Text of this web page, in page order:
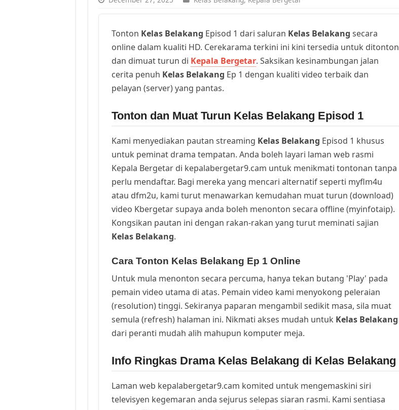
Tonton Kelas Belakang Episod 1 dari saluran Kelas Belakang secara
online dalam kualiti HD. Cerekarama terkini ini kini tersedia untuk ditonton
dan dimuat turun di Kepala Bergetar. Saksikan kesinambungan jalan
cerita penuh Kelas Belakang Ep 1 dengan kualiti video terbaik dan
pelayan (server) yang pantas.
Tonton dan Muat Turun Kelas Belakang Episod 1
Kami menyediakan pautan streaming Kelas Belakang Episod 1 khusus
untuk peminat drama tempatan. Anda boleh layari laman web rasmi
Kepala Bergetar di kepalabergetar9.cam untuk menikmati tontonan tanpa
perlu mendaftar. Bagi mereka yang mencari alternatif seperti myflm4u
atau dfm2u, kami turut menawarkan kemudahan muat turun (download)
video Kbergetar supaya anda boleh menonton secara offline (myinfotaip).
Kongsikan pautan ini dengan rakan-rakan yang turut meminati sajian
Kelas Belakang.
Cara Tonton Kelas Belakang Ep 1 Online
Untuk mula menonton secara percuma, hanya tekan butang 'Play' pada
pemain video utama di atas. Pemain video kami menyokong peleraian
(resolution) tinggi. Sekiranya paparan mengambil sedikit masa, sila muat
semula (refresh) halaman ini. Nikmati akses mudah untuk Kelas Belakang
dari peranti mudah alih mahupun komputer meja.
Info Ringkas Drama Kelas Belakang di Kelas Belakang
Laman web kepalabergetar9.cam komited untuk mengemaskini siri
televisyen kegemaran anda sejurus selepas siaran rasmi. Kami sentiasa